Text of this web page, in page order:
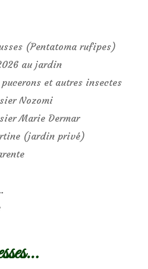
(Pentatoma rufipes)
au jardin
et autres insectes
Nozomi
Marie Dermar
(jardin privé)